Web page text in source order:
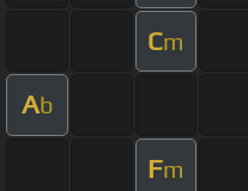
Cm
Ab
Fm